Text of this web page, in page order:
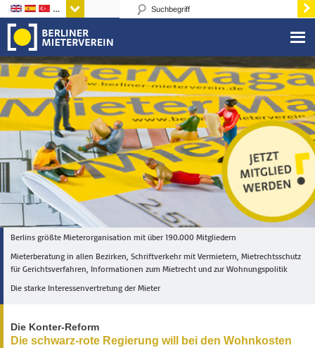
Sprachen
Berlins größte Mieterorganisation mit über 190.000 Mitgliedern
Mieterberatung in allen Bezirken, Schriftverkehr mit Vermietern, Mietrechtsschutz
für Gerichtsverfahren, Informationen zum Mietrecht und zur Wohnungspolitik
Die starke Interessenvertretung der Mieter
Die Konter-Reform
Die schwarz-rote Regierung will bei den Wohnkosten